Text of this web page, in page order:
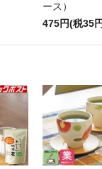
ース）
475円(税35